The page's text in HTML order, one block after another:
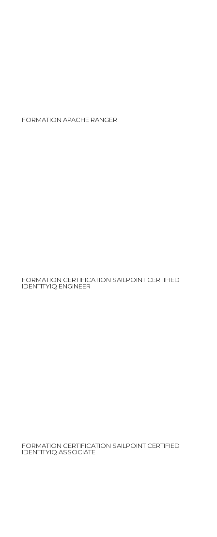
FORMATION APACHE RANGER
FORMATION CERTIFICATION SAILPOINT CERTIFIED
IDENTITYIQ ENGINEER
FORMATION CERTIFICATION SAILPOINT CERTIFIED
IDENTITYIQ ASSOCIATE